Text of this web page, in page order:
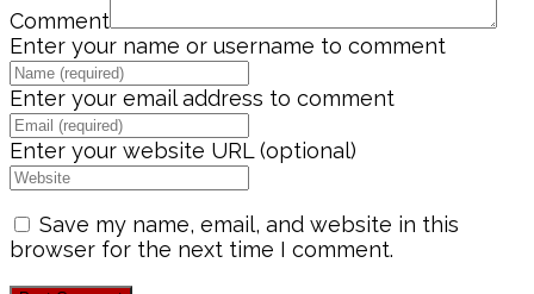
Comment
Enter your name or username to comment
Enter your email address to comment
Enter your website URL (optional)
Save my name, email, and website in this
browser for the next time I comment.